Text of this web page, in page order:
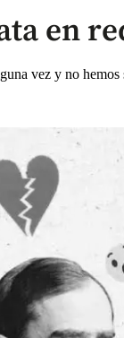
en
vez y no